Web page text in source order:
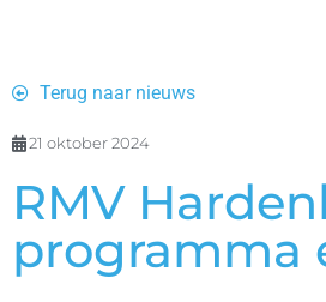
Terug naar nieuws
21 oktober 2024
RMV
programma